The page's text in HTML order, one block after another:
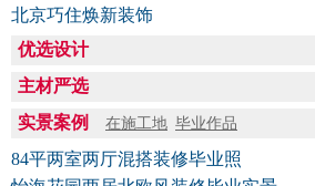
北京巧住焕新装饰
优选设计
主材严选
实景案例
在施工地 毕业作品
84平两室两厅混搭装修毕业照